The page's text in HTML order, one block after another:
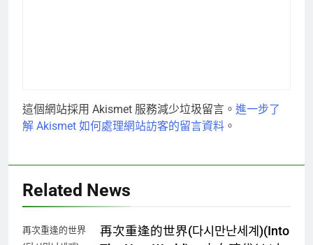
這個網站採用 Akismet 服務減少垃圾留言。 進一步了
解 Akismet 如何處理網站訪客的留言資料 。
Related News
再次重逢的世界
再次重逢的世界(다시만난세계)(Into